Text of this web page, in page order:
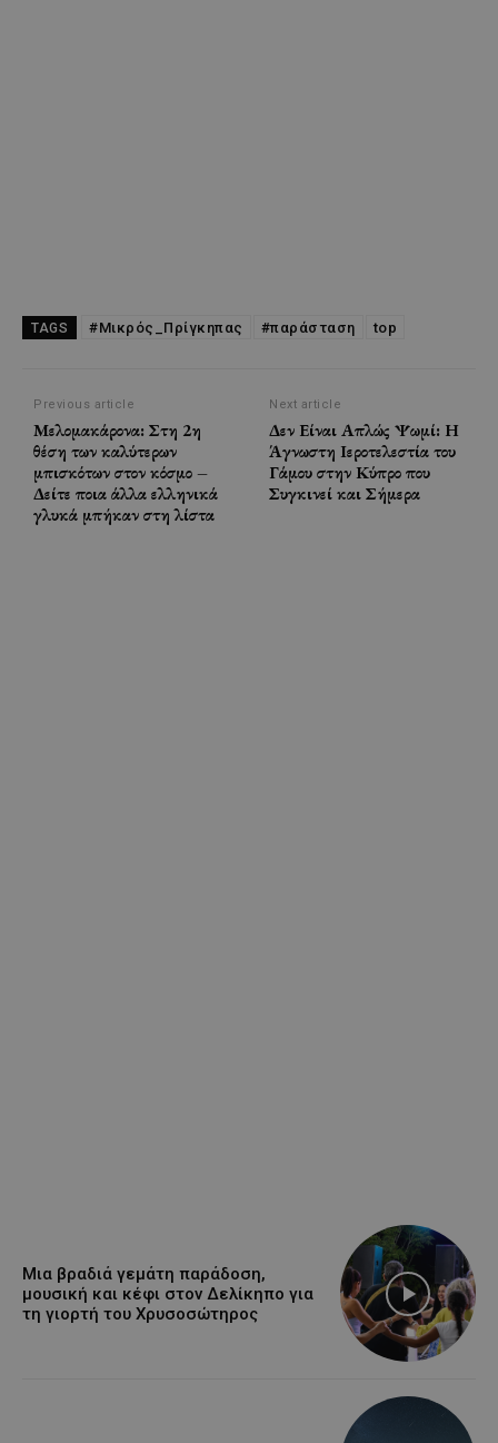
TAGS #Μικρός_Πρίγκηπας #παράσταση top
Previous article
Μελομακάρονα: Στη 2η
θέση των καλύτερων
μπισκότων στον κόσμο –
Δείτε ποια άλλα ελληνικά
γλυκά μπήκαν στη λίστα
Next article
Δεν Είναι Απλώς Ψωμί: Η
Άγνωστη Ιεροτελεστία του
Γάμου στην Κύπρο που
Συγκινεί και Σήμερα
Μια βραδιά γεμάτη παράδοση,
μουσική και κέφι στον Δελίκηπο για
τη γιορτή του Χρυσοσώτηρος